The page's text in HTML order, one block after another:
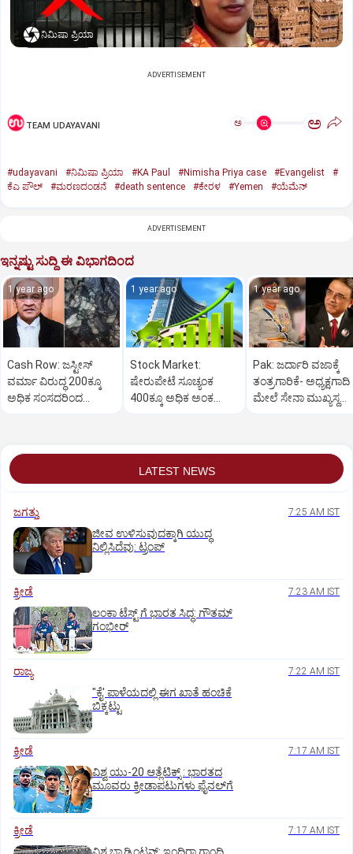
ನಿಮಿಷಾ ಪ್ರಿಯಾ
ADVERTISEMENT
TEAM UDAYAVANI ಅ ಅ
#udayavani #ನಿಮಿಷಾ ಪ್ರಿಯಾ #KA Paul #Nimisha Priya case #Evangelist
#
ಕೆಎ ಪೌಲ್
#ಮರಣದಂಡನೆ #death sentence #ಕೇರಳ #Yemen #ಯೆಮೆನ್‌
ADVERTISEMENT
ಇನ್ನಷ್ಟು ಸುದ್ದಿ ಈ ವಿಭಾಗದಿಂದ
1 year ago
Cash Row: ಜಸ್ಟೀಸ್‌
ವರ್ಮಾ ವಿರುದ್ಧ 200ಕ್ಕೂ
ಅಧಿಕ ಸಂಸದರಿಂದ
1 year ago
Stock Market:
ಷೇರುಪೇಟೆ ಸೂಚ್ಯಂಕ
400ಕ್ಕೂ ಅಧಿಕ ಅಂಕ
1 year ago
Pak: ಜರ್ದಾರಿ ವಜಾಕ್ಕೆ
ತಂತ್ರಗಾರಿಕೆ- ಅಧ್ಯಕ್ಷಗಾದಿ
ಮೇಲೆ ಸೇನಾ ಮುಖ್ಯಸ್ಥ
LATEST NEWS
ಜಗತ್ತು 7:25 AM IST
ಜೀವ ಉಳಿಸುವುದಕ್ಕಾಗಿ ಯುದ್ಧ
ನಿಲ್ಲಿಸಿದೆವು: ಟ್ರಂಪ್‌
ಕ್ರೀಡೆ 7:23 AM IST
ಲಂಕಾ ಟೆಸ್ಟ್‌ ಗೆ ಭಾರತ ಸಿದ್ಧ: ಗೌತಮ್‌
ಗಂಭೀರ್‌
ರಾಜ್ಯ 7:22 AM IST
"ಕೈ' ಪಾಳೆಯದಲ್ಲಿ ಈಗ ಖಾತೆ ಹಂಚಿಕೆ
ಬಿಕ್ಕಟ್ಟು
ಕ್ರೀಡೆ 7:17 AM IST
ವಿಶ್ವ ಯು-20 ಆತ್ಲೆಟಿಕ್ಸ್‌ : ಭಾರತದ
ಮೂವರು ಕ್ರೀಡಾಪಟುಗಳು ಫೈನಲ್‌ಗೆ
ಕ್ರೀಡೆ 7:17 AM IST